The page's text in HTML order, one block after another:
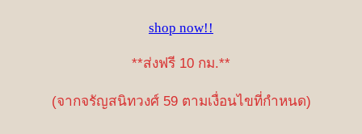
shop now!!
**ส่งฟรี 10 กม.**
(จากจรัญสนิทวงศ์ 59 ตามเงื่อนไขที่กำหนด)